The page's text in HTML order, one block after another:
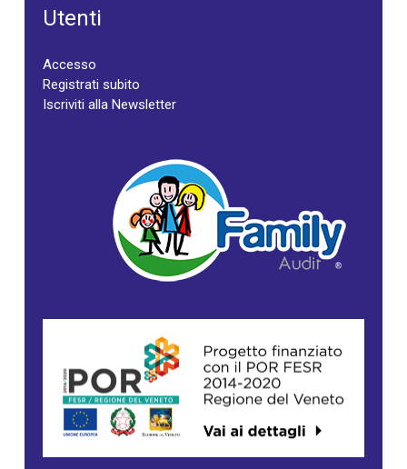
Utenti
Accesso
Registrati subito
Iscriviti alla Newsletter